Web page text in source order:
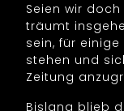
Seien wir
träumt
sein, für
stehen und
Zeitung
Bislang blieb